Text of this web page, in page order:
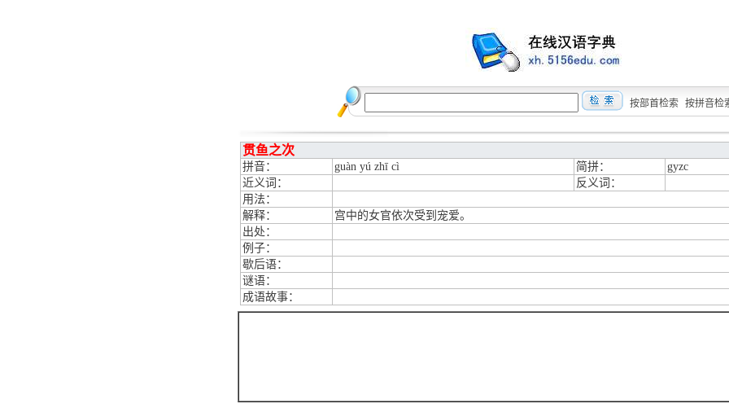
按部首检索 按拼音检
贯鱼之次
拼音： guàn yú zhī cì 简拼：
gyzc
近义词：
反义词：
用法：
解释：
宫中的女官依次受到宠爱。
出处：
例子：
歇后语：
谜语：
成语故事：